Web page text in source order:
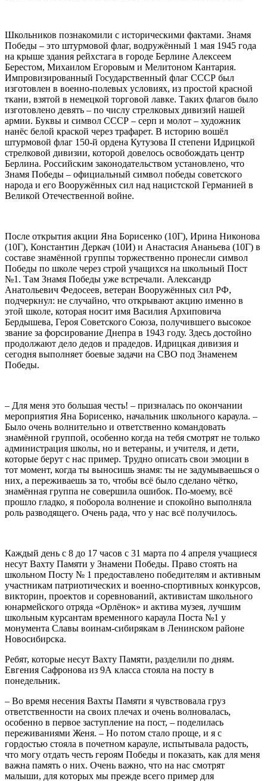
Школьников познакомили с историческими фактами. Знамя
Победы – это штурмовой флаг, водружённый 1 мая 1945 года
на крыше здания рейхстага в городе Берлине Алексеем
Берестом, Михаилом Егоровым и Мелитоном Кантария.
Импровизированный Государственный флаг СССР был
изготовлен в военно-полевых условиях, из простой красной
ткани, взятой в немецкой торговой лавке. Таких флагов было
изготовлено девять – по числу стрелковых дивизий нашей
армии. Буквы и символ СССР – серп и молот – художник
нанёс белой краской через трафарет. В историю вошёл
штурмовой флаг 150-й ордена Кутузова II степени Идрицкой
стрелковой дивизии, которой довелось освобождать центр
Берлина. Российским законодательством установлено, что
Знамя Победы – официальный символ победы советского
народа и его Вооружённых сил над нацистской Германией в
Великой Отечественной войне.
После открытия акции Яна Борисенко (10Г), Ирина Никонова
(10Г), Константин Деркач (10И) и Анастасия Ананьева (10Г) в
составе знамённой группы торжественно пронесли символ
Победы по школе через строй учащихся на школьный Пост
№1. Там Знамя Победы уже встречали. Александр
Анатольевич Федосеев, ветеран Вооружённых сил РФ,
подчеркнул: не случайно, что открывают акцию именно в
этой школе, которая носит имя Василия Архиповича
Бердышева, Героя Советского Союза, получившего высокое
звание за форсирование Днепра в 1943 году. Здесь достойно
продолжают дело дедов и прадедов. Идрицкая дивизия и
сегодня выполняет боевые задачи на СВО под Знаменем
Победы.
– Для меня это большая честь! – призналась по окончании
мероприятия Яна Борисенко, начальник школьного караула. –
Было очень волнительно и ответственно командовать
знамённой группой, особенно когда на тебя смотрят не только
администрация школы, но и ветераны, и учителя, и дети,
которые берут с нас пример. Трудно описать свои эмоции в
тот момент, когда ты выносишь знамя: ты не задумываешься о
них, а переживаешь за то, чтобы всё было сделано чётко,
знамённая группа не совершила ошибок. По-моему, всё
прошло гладко, я поборола волнение и спокойно выполняла
роль разводящего. Очень рада, что у нас всё получилось.
Каждый день с 8 до 17 часов с 31 марта по 4 апреля учащиеся
несут Вахту Памяти у Знамени Победы. Право стоять на
школьном Посту № 1 предоставлено победителям и активным
участникам патриотических и военно-спортивных конкурсов,
викторин, проектов и соревнований, активистам школьного
юнармейского отряда «Орлёнок» и актива музея, лучшим
школьным курсантам временного караула Поста №1 у
монумента Славы воинам-сибирякам в Ленинском районе
Новосибирска.
Ребят, которые несут Вахту Памяти, разделили по дням.
Евгения Сафронова из 9А класса стояла на посту в
понедельник.
– Во время несения Вахты Памяти я чувствовала груз
ответственности на своих плечах и очень волновалась,
особенно в первое заступление на пост, – поделилась
переживаниями Женя. – Но потом стало проще, и я с
гордостью стояла в почетном карауле, испытывала радость,
что могу отдать честь героям Победы и показать, как для меня
важна память о них. Очень важно, что на нас смотрят
малыши, для которых мы прежде всего пример для